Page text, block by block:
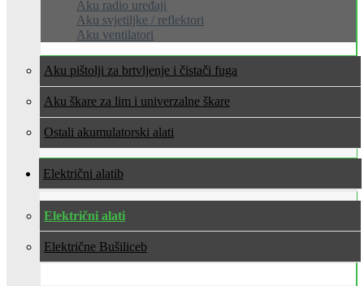
Aku radio uređaji
Aku svjetiljke / reflektori
Aku ventilatori
Aku pištolji za brtvljenje i čistači fuga
Aku škare za lim i univerzalne škare
Ostali akumulatorski alati
Električni alati
Električni alati
Električne Bušilice